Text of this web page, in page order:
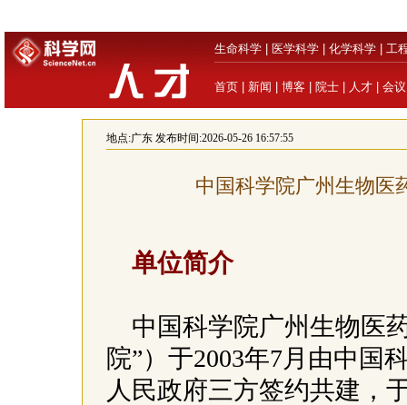
生命科学 医学科学 化学科学 工
首页 新闻 博客 院士 人才 会议
地点:广东发布时间:2026-05-26 16:57:55
中国科学院广州生物医
单位简介
中国科学院广州生物医
院”）于2003年7月由中国
人民政府三方签约共建，